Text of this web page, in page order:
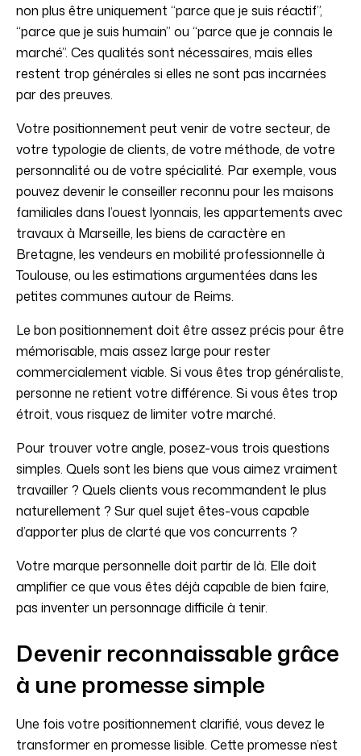
non plus être uniquement “parce que je suis réactif”,
“parce que je suis humain” ou “parce que je connais le
marché”. Ces qualités sont nécessaires, mais elles
restent trop générales si elles ne sont pas incarnées
par des preuves.
Votre positionnement peut venir de votre secteur, de
votre typologie de clients, de votre méthode, de votre
personnalité ou de votre spécialité. Par exemple, vous
pouvez devenir le conseiller reconnu pour les maisons
familiales dans l’ouest lyonnais, les appartements avec
travaux à Marseille, les biens de caractère en
Bretagne, les vendeurs en mobilité professionnelle à
Toulouse, ou les estimations argumentées dans les
petites communes autour de Reims.
Le bon positionnement doit être assez précis pour être
mémorisable, mais assez large pour rester
commercialement viable. Si vous êtes trop généraliste,
personne ne retient votre différence. Si vous êtes trop
étroit, vous risquez de limiter votre marché.
Pour trouver votre angle, posez-vous trois questions
simples. Quels sont les biens que vous aimez vraiment
travailler ? Quels clients vous recommandent le plus
naturellement ? Sur quel sujet êtes-vous capable
d’apporter plus de clarté que vos concurrents ?
Votre marque personnelle doit partir de là. Elle doit
amplifier ce que vous êtes déjà capable de bien faire,
pas inventer un personnage difficile à tenir.
Devenir reconnaissable grâce
à une promesse simple
Une fois votre positionnement clarifié, vous devez le
transformer en promesse lisible. Cette promesse n’est